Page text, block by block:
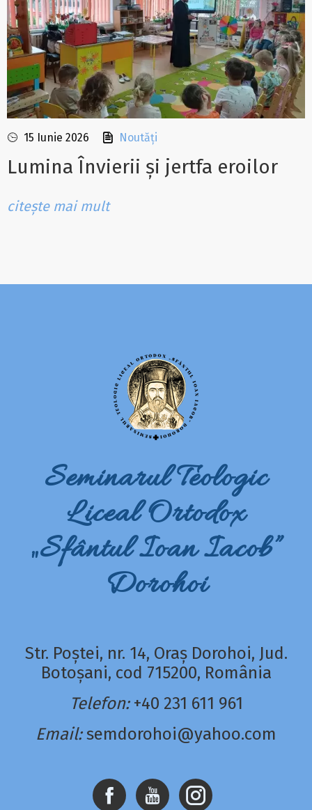
15 Iunie 2026 Noutăți
Lumina Învierii și jertfa eroilor
citește mai mult
Seminarul Teologic
Liceal Ortodox
„Sfântul Ioan Iacob”
Dorohoi
Str. Poștei, nr. 14, Oraș Dorohoi, Jud.
Botoșani, cod 715200, România
Telefon: +40 231 611 961
Email: semdorohoi@yahoo.com